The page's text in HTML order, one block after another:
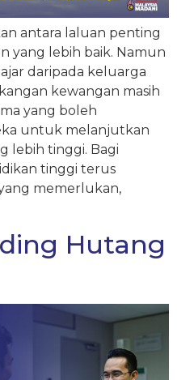
antara laluan penting
yang lebih baik. Namun
daripada keluarga
kewangan masih
yang boleh
untuk melanjutkan
lebih tinggi. Bagi
tinggi terus
memerlukan,
Hutang